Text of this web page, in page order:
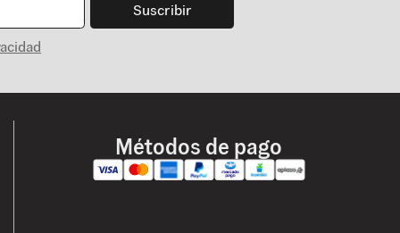
Suscribir
Métodos de pago